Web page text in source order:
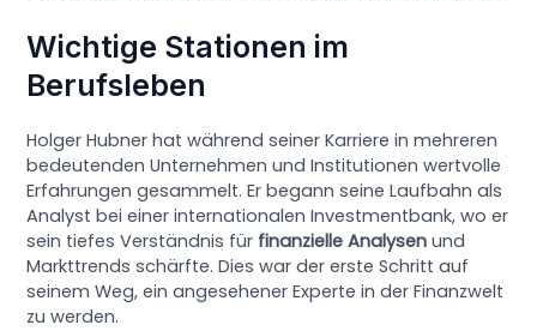
Wichtige Stationen im
Berufsleben
Holger Hubner hat während seiner Karriere in mehreren
bedeutenden Unternehmen und Institutionen wertvolle
Erfahrungen gesammelt. Er begann seine Laufbahn als
Analyst bei einer internationalen Investmentbank, wo er
sein tiefes Verständnis für finanzielle Analysen und
Markttrends schärfte. Dies war der erste Schritt auf
seinem Weg, ein angesehener Experte in der Finanzwelt
zu werden.